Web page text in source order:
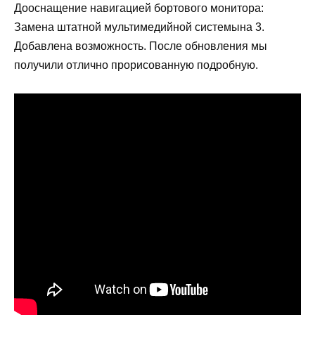
Дооснащение навигацией бортового монитора:
Замена штатной мультимедийной системына 3.
Добавлена возможность. После обновления мы
получили отлично прорисованную подробную.